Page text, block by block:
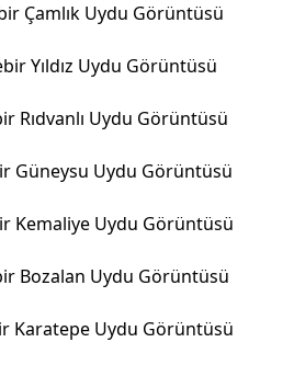
Çamlık Uydu Görüntüsü
Yıldız Uydu Görüntüsü
Rıdvanlı Uydu Görüntüsü
Güneysu Uydu Görüntüsü
Kemaliye Uydu Görüntüsü
Bozalan Uydu Görüntüsü
Karatepe Uydu Görüntüsü